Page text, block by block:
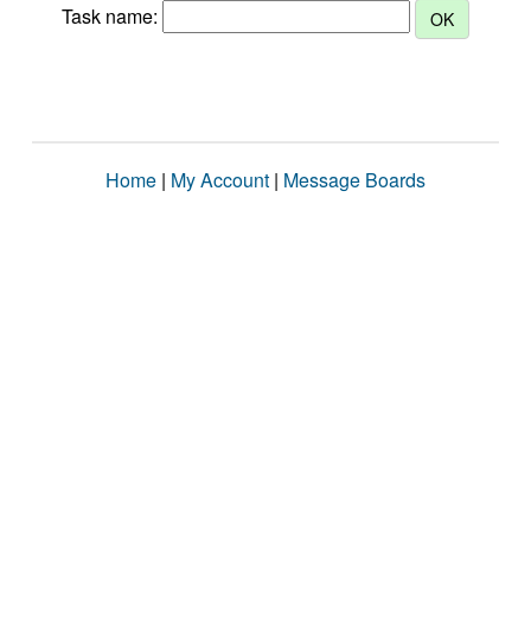
Task name:
Home | My Account | Message Boards